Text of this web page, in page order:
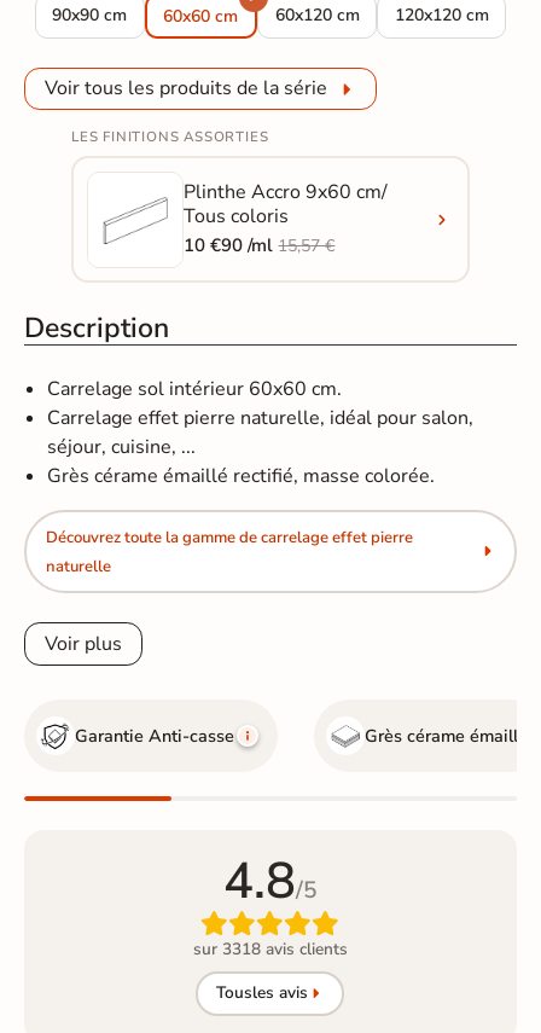
90x90 cm
Carrelage sol effet pierre Accro noir 90x90 cm
60x60 cm 60x120 cm
Carrelage sol effet pierre Accro
120x120 cm
Carrelage sol
Voir tous les produits de la série
LES FINITIONS ASSORTIES
Plinthe Accro 9x60 cm/
Tous coloris
10 €90 /ml15,57 €
Description
Carrelage sol intérieur 60x60 cm.
Carrelage effet pierre naturelle, idéal pour salon,
séjour, cuisine, ...
Grès cérame émaillé rectifié, masse colorée.
Découvrez toute la gamme de carrelage effet pierre
naturelle
Voir plus
Garantie Anti-casse Grès cérame émaillé
4.8/5

sur 3318 avis clients
Tousles avis